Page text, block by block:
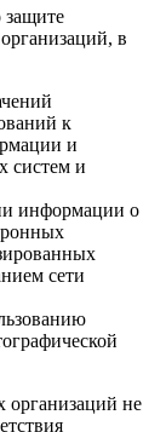
защите
в
к
и
систем и
информации о
сети
организаций не